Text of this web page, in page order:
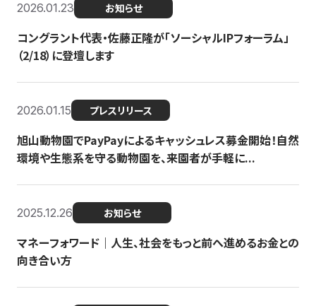
2026.01.23 お知らせ
コングラント代表・佐藤正隆が「ソーシャルIPフォーラム」
（2/18）に登壇します
2026.01.15 プレスリリース
旭山動物園でPayPayによるキャッシュレス募金開始！自然
環境や生態系を守る動物園を、来園者が手軽に...
2025.12.26 お知らせ
マネーフォワード｜人生、社会をもっと前へ進めるお金との
向き合い方